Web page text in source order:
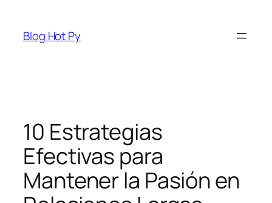
contenido
Blog Hot Py
10 Estrategias
Efectivas para
Mantener la Pasión en